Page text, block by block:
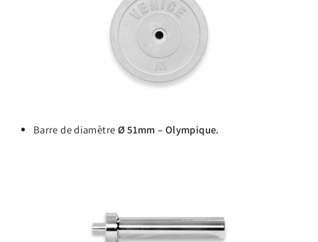
Barre de diamètre Ø 51mm – Olympique.